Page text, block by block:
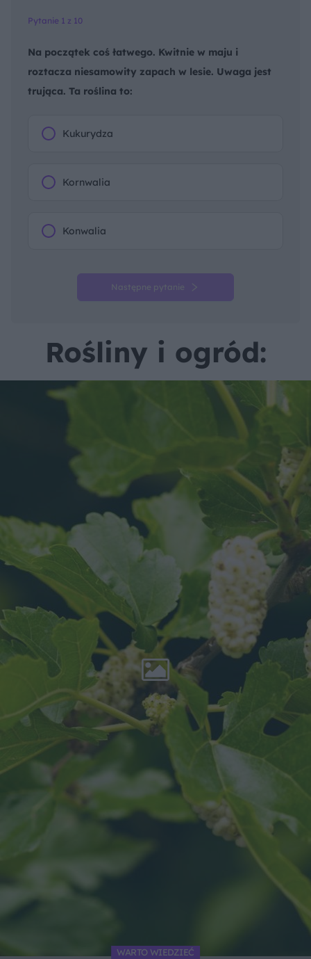
Pytanie 1 z 10
Na początek coś łatwego. Kwitnie w maju i
roztacza niesamowity zapach w lesie. Uwaga jest
trująca. Ta roślina to:
Kukurydza
Kornwalia
Konwalia
Następne pytanie
Rośliny i ogród:
WARTO WIEDZIEĆ